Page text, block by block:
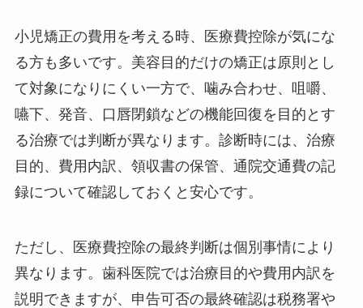
小児矯正の費用を考える時、医療費控除が気にな
る方も多いです。美容目的だけの矯正は原則とし
て対象になりにくい一方で、噛み合わせ、咀嚼、
嚥下、発音、口唇閉鎖などの機能回復を目的とす
る治療では判断が異なります。診断時には、治療
目的、費用内訳、領収書の保管、通院交通費の記
録について確認しておくと安心です。
ただし、医療費控除の最終判断は個別事情により
異なります。歯科医院では治療目的や費用内訳を
説明できますが、申告可否の最終確認は税務署や